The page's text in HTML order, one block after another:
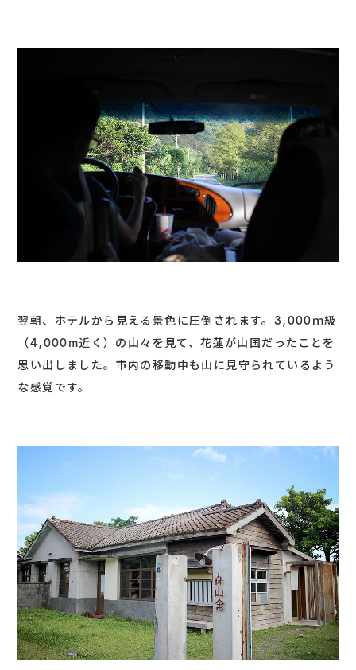
翌朝、ホテルから見える景色に圧倒されます。3,000ｍ級
（4,000m近く）の山々を見て、花蓮が山国だったことを
思い出しました。市内の移動中も山に見守られているよう
な感覚です。